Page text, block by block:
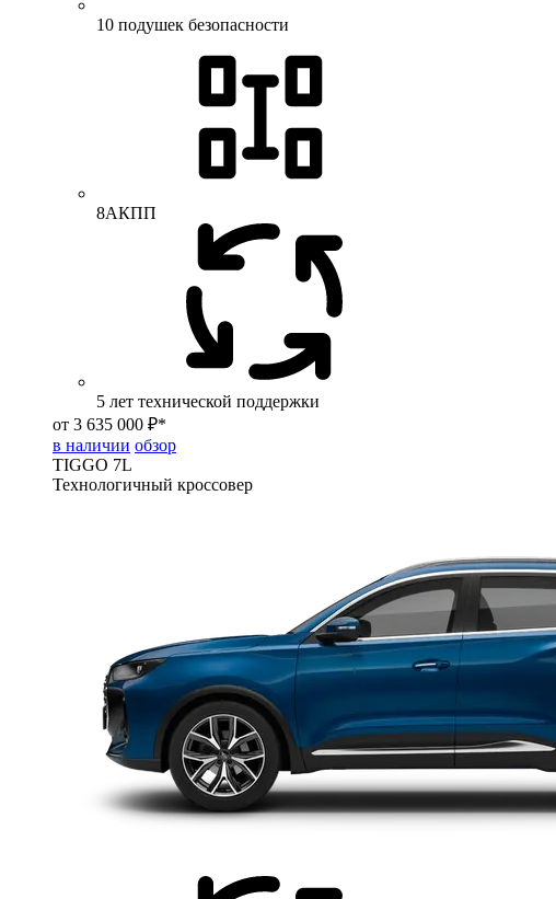
10 подушек безопасности
8АКПП
5 лет технической поддержки
от 3 635 000 ₽*
в наличии обзор
TIGGO 7L
Технологичный кроссовер